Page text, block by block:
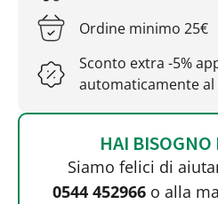
Ordine minimo 25€
Sconto extra -5%
automaticamente
HAI
Siamo felici di
0544 452966 o alla